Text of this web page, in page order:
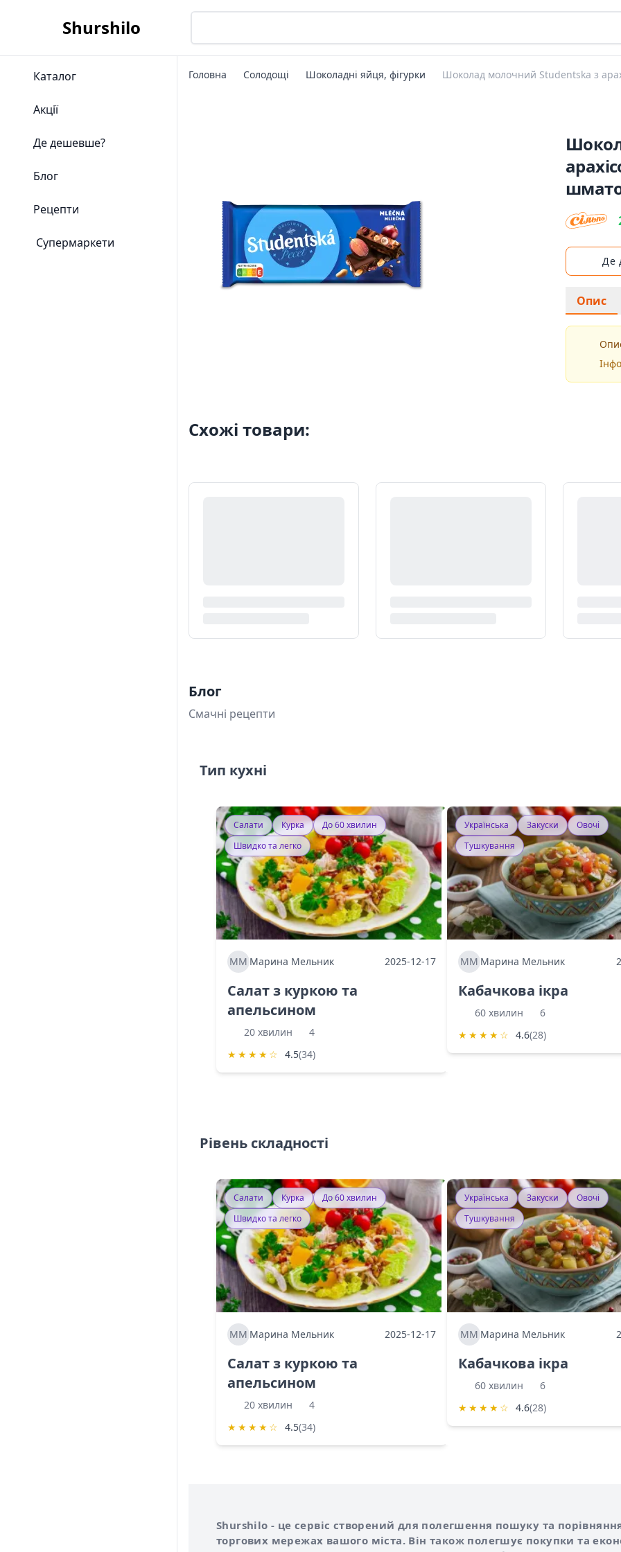
Shurshilo
Каталог
Акції
Де дешевше?
Блог
Рецепти
Супермаркети
Головна Солодощі Шоколадні яйця, фігурки Шоколад молочний Studentska з
Де
Опис
Схожі товари:
Блог
Смачні рецепти
Тип кухні
Салати Курка
До 60 хвилин
Швидко та легко
ММ Марина Мельник 2025-12-17
Салат з куркою та
апельсином
20 хвилин
4
★ ★ ★ ★ ☆ 4.5(34)
Українська Закуски
Овочі
Тушкування
ММ Марина Мельник
Кабачкова ікра
60 хвилин
6
★ ★ ★ ★ ☆ 4.6(28)
Рівень складності
Салати Курка
До 60 хвилин
Швидко та легко
ММ Марина Мельник 2025-12-17
Салат з куркою та
апельсином
20 хвилин
4
★ ★ ★ ★ ☆ 4.5(34)
Українська Закуски
Овочі
Тушкування
ММ Марина Мельник
Кабачкова ікра
60 хвилин
6
★ ★ ★ ★ ☆ 4.6(28)
Про сервіс Shurshilo
Shurshilo - це сервіс створений для полегшення пошуку та
торгових мережах вашого міста. Він також полегшує покупки та